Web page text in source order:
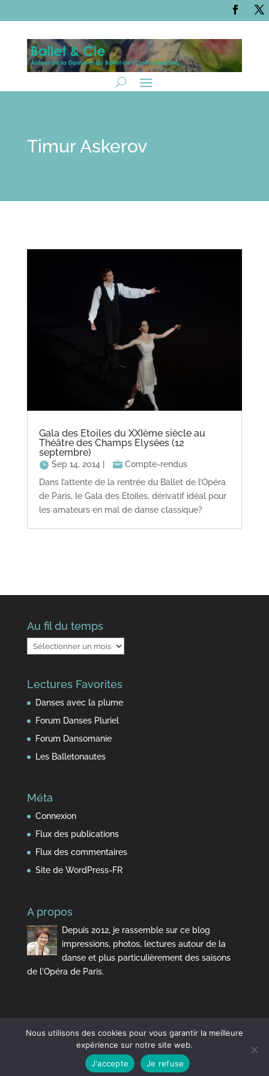
Timur Askerov
Gala des Etoiles du XXIème siècle au
Théâtre des Champs Elysées (12
septembre)
Sep 14, 2014
Compte-rendus
Dans l’attente de la rentrée du Ballet de l’Opéra
de Paris, le Gala des Etoiles, dérivatif idéal pour
les amateurs en mal de danse classique?
Au fil du temps
Au
fil
temps
Lectures Favorites
Danses avec la plume
Forum Danses Pluriel
Forum Dansomanie
Les Balletonautes
Méta
Connexion
Flux des publications
Flux des commentaires
Site de WordPress-FR
A propos
Depuis 2012, je rassemble sur ce blog
impressions, photos, lectures autour de la
danse et plus particulièrement des saisons
de l'Opéra de Paris.
Elegant Themes | Propulsé par
Nous utilisons des cookies pour vous garantir la meilleure
expérience sur notre site web.
J'accepte
Je refuse